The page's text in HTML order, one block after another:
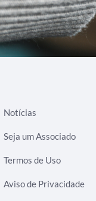
Notícias
Seja um Associado
Termos de Uso
Aviso de Privacidade